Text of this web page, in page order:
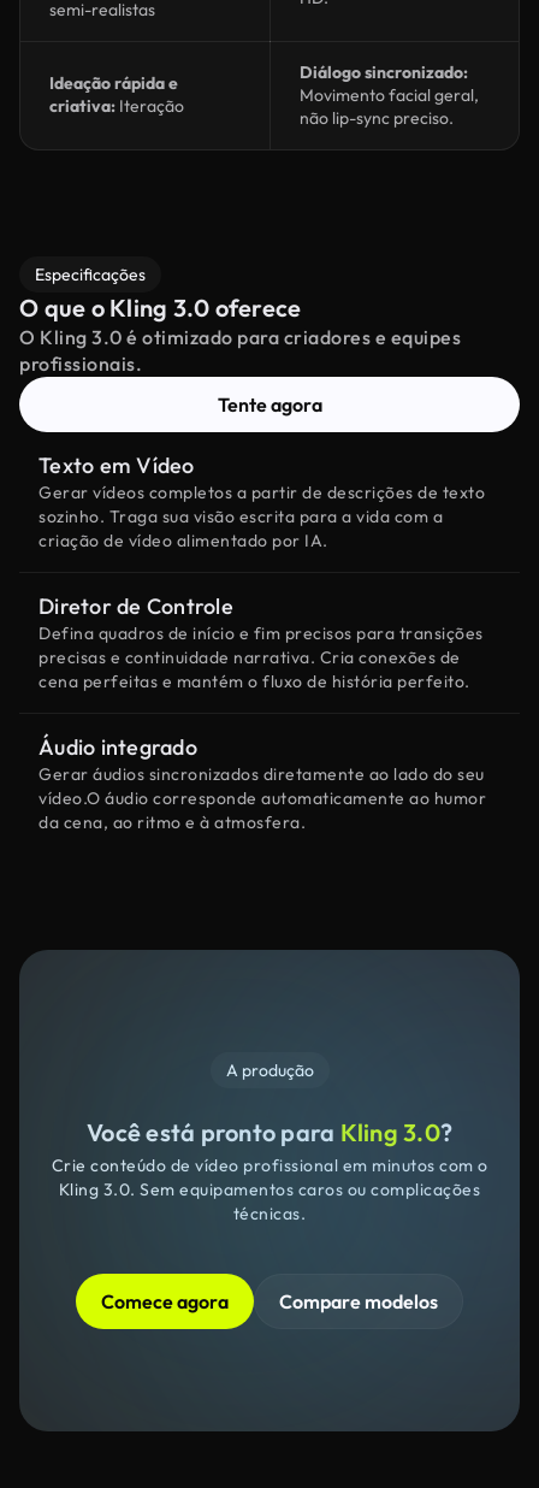
semi-realistas
Ideação rápida e
criativa: Iteração
Diálogo sincronizado:
Movimento facial geral,
não lip-sync preciso.
Especificações
O que o Kling 3.0 oferece
O Kling 3.0 é otimizado para criadores e equipes
profissionais.
Tente agora
Texto em Vídeo
Gerar vídeos completos a partir de descrições de texto
sozinho. Traga sua visão escrita para a vida com a
criação de vídeo alimentado por IA.
Diretor de Controle
Defina quadros de início e fim precisos para transições
precisas e continuidade narrativa. Cria conexões de
cena perfeitas e mantém o fluxo de história perfeito.
Áudio integrado
Gerar áudios sincronizados diretamente ao lado do seu
vídeo.O áudio corresponde automaticamente ao humor
da cena, ao ritmo e à atmosfera.
A produção
Você está pronto para Kling 3.0?
Crie conteúdo de vídeo profissional em minutos com o
Kling 3.0. Sem equipamentos caros ou complicações
técnicas.
Comece agora Compare modelos